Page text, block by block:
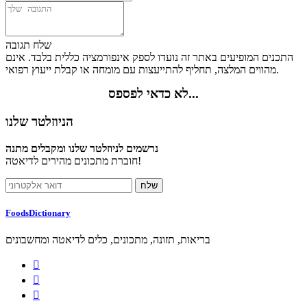
שלח תגובה
התכנים המופיעים באתר זה נועדו לספק אינפורמציה כללית בלבד. אינם
מהווים המלצה, תחליף להתייעצות עם מומחה או קבלת ייעוץ רפואי.
לא כדאי לפספס...
הניוזלטר שלנו
נרשמים לניוזלטר שלנו ומקבלים מתנה
חוברת מתכונים מהירים לדיאטה!
FoodsDictionary
בריאות, תזונה, מתכונים, כלים לדיאטה ומחשבונים


